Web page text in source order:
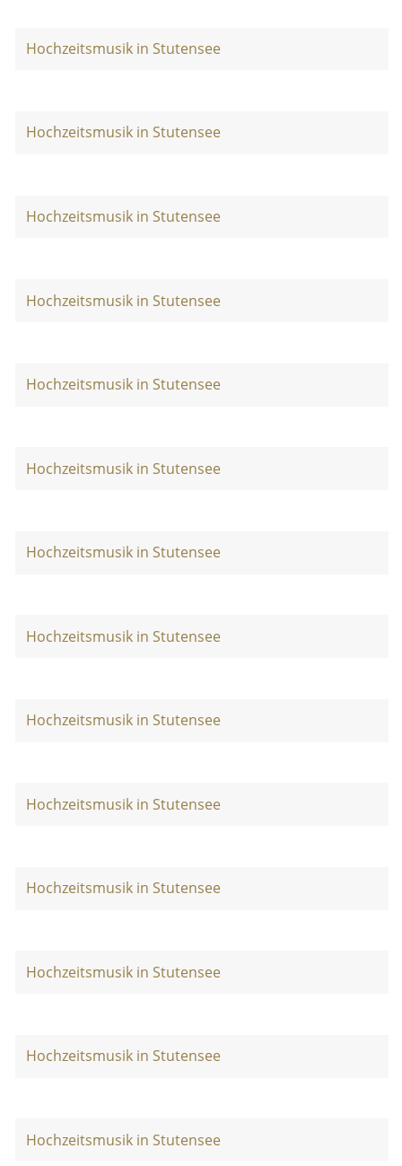
Hochzeitsmusik in Stutensee
Hochzeitsmusik in Stutensee
Hochzeitsmusik in Stutensee
Hochzeitsmusik in Stutensee
Hochzeitsmusik in Stutensee
Hochzeitsmusik in Stutensee
Hochzeitsmusik in Stutensee
Hochzeitsmusik in Stutensee
Hochzeitsmusik in Stutensee
Hochzeitsmusik in Stutensee
Hochzeitsmusik in Stutensee
Hochzeitsmusik in Stutensee
Hochzeitsmusik in Stutensee
Hochzeitsmusik in Stutensee